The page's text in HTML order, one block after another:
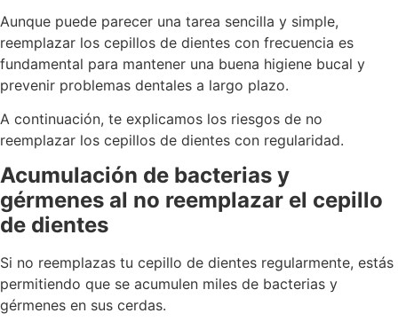
Aunque puede parecer una tarea sencilla y simple,
reemplazar los cepillos de dientes con frecuencia es
fundamental para mantener una buena higiene bucal y
prevenir problemas dentales a largo plazo.
A continuación, te explicamos los riesgos de no
reemplazar los cepillos de dientes con regularidad.
Acumulación de bacterias y
gérmenes al no reemplazar el cepillo
de dientes
Si no reemplazas tu cepillo de dientes regularmente, estás
permitiendo que se acumulen miles de bacterias y
gérmenes en sus cerdas.